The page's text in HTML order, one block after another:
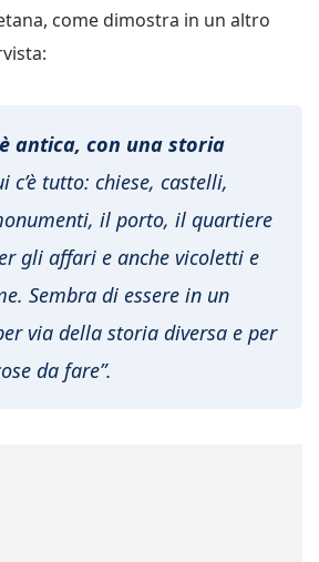
come dimostra in un altro
antica, con una storia
c’è tutto: chiese, castelli,
il porto, il quartiere
gli affari e anche vicoletti e
Sembra di essere in un
via della storia diversa e per
da fare”.